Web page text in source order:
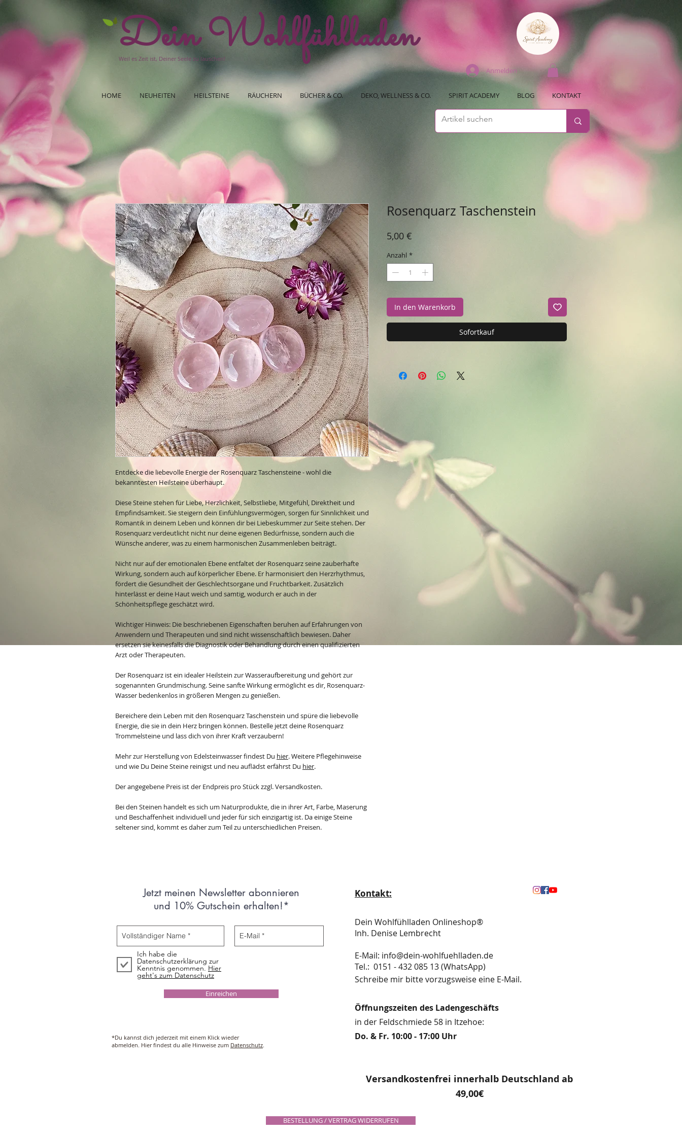
Dein Wohlfühlladen
Weil es Zeit ist, Deiner Seele zu lauschen!
Anmelden
HOME NEUHEITEN HEILSTEINE RÄUCHERN BÜCHER & CO. DEKO, WELLNESS & CO. SPIRIT ACADEMY BLOG KONTAKT
Entdecke die liebevolle Energie der Rosenquarz Taschensteine - wohl die
bekanntesten Heilsteine überhaupt.
Diese Steine stehen für Liebe, Herzlichkeit, Selbstliebe, Mitgefühl, Direktheit und
Empfindsamkeit. Sie steigern dein Einfühlungsvermögen, sorgen für Sinnlichkeit und
Romantik in deinem Leben und können dir bei Liebeskummer zur Seite stehen. Der
Rosenquarz verdeutlicht nicht nur deine eigenen Bedürfnisse, sondern auch die
Wünsche anderer, was zu einem harmonischen Zusammenleben beiträgt.
Nicht nur auf der emotionalen Ebene entfaltet der Rosenquarz seine zauberhafte
Wirkung, sondern auch auf körperlicher Ebene. Er harmonisiert den Herzrhythmus,
fördert die Gesundheit der Geschlechtsorgane und Fruchtbarkeit. Zusätzlich
hinterlässt er deine Haut weich und samtig, wodurch er auch in der
Schönheitspflege geschätzt wird.
Wichtiger Hinweis: Die beschriebenen Eigenschaften beruhen auf Erfahrungen von
Anwendern und Therapeuten und sind nicht wissenschaftlich bewiesen. Daher
ersetzen sie keinesfalls die Diagnostik oder Behandlung durch einen qualifizierten
Arzt oder Therapeuten.
Der Rosenquarz ist ein idealer Heilstein zur Wasseraufbereitung und gehört zur
sogenannten Grundmischung. Seine sanfte Wirkung ermöglicht es dir, Rosenquarz-
Wasser bedenkenlos in größeren Mengen zu genießen.
Bereichere dein Leben mit den Rosenquarz Taschenstein und spüre die liebevolle
Energie, die sie in dein Herz bringen können. Bestelle jetzt deine Rosenquarz
Trommelsteine und lass dich von ihrer Kraft verzaubern!
Mehr zur Herstellung von Edelsteinwasser findest Du hier. Weitere Pflegehinweise
und wie Du Deine Steine reinigst und neu auflädst erfährst Du hier.
Der angegebene Preis ist der Endpreis pro Stück zzgl. Versandkosten.
Bei den Steinen handelt es sich um Naturprodukte, die in ihrer Art, Farbe, Maserung
und Beschaffenheit individuell und jeder für sich einzigartig ist. Da einige Steine
seltener sind, kommt es daher zum Teil zu unterschiedlichen Preisen.
Rosenquarz Taschenstein
5,00 €
Anzahl *
In den Warenkorb
Sofortkauf
Jetzt meinen Newsletter abonnieren
und 10% Gutschein erhalten!*
Ich habe die
Datenschutzerklärung zur
Kenntnis genommen. Hier
geht's zum Datenschutz
Einreichen
*Du kannst dich jederzeit mit einem Klick wieder
abmelden. Hier findest du alle Hinweise zum Datenschutz.
Kontakt:
Dein Wohlfühlladen Onlineshop®
Inh. Denise Lembrecht
E-Mail: info@dein-wohlfuehlladen.de
​​​​​​​​​​​​​​​​​​​​Tel.: 0151 - 432 085 13 (WhatsApp)
Schreibe mir bitte vorzugsweise eine E-Mail.
Öffnungszeiten des Ladengeschäfts
in der Feldschmiede 58 in Itzehoe:
Do. & Fr. 10:00 - 17:00 Uhr
Versandkostenfrei innerhalb Deutschland ab
49,00€
BESTELLUNG / VERTRAG WIDERRUFEN